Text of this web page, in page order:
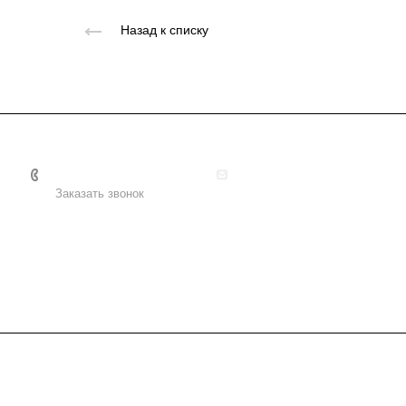
Назад к списку
Заказать звонок